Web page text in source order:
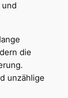
die
unzählige